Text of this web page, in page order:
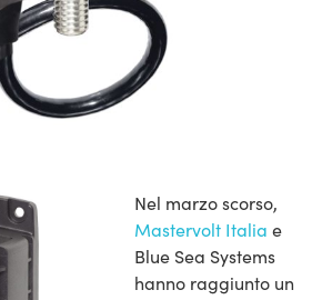
Nel marzo scorso,
Mastervolt Italia e
Blue Sea Systems
hanno raggiunto un